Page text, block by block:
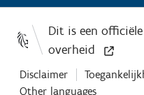
Disclaimer
Other languages